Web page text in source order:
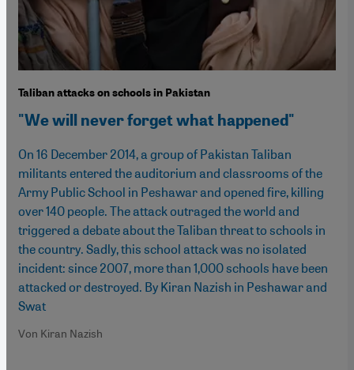
Taliban attacks on schools in Pakistan
"We will never forget what happened"
On 16 December 2014, a group of Pakistan Taliban
militants entered the auditorium and classrooms of the
Army Public School in Peshawar and opened fire, killing
over 140 people. The attack outraged the world and
triggered a debate about the Taliban threat to schools in
the country. Sadly, this school attack was no isolated
incident: since 2007, more than 1,000 schools have been
attacked or destroyed. By Kiran Nazish in Peshawar and
Swat
Von Kiran Nazish